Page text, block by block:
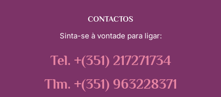
CONTACTOS
Sinta-se à vontade para ligar:
Tel. +(351) 217271734
Tlm. +(351) 963228371